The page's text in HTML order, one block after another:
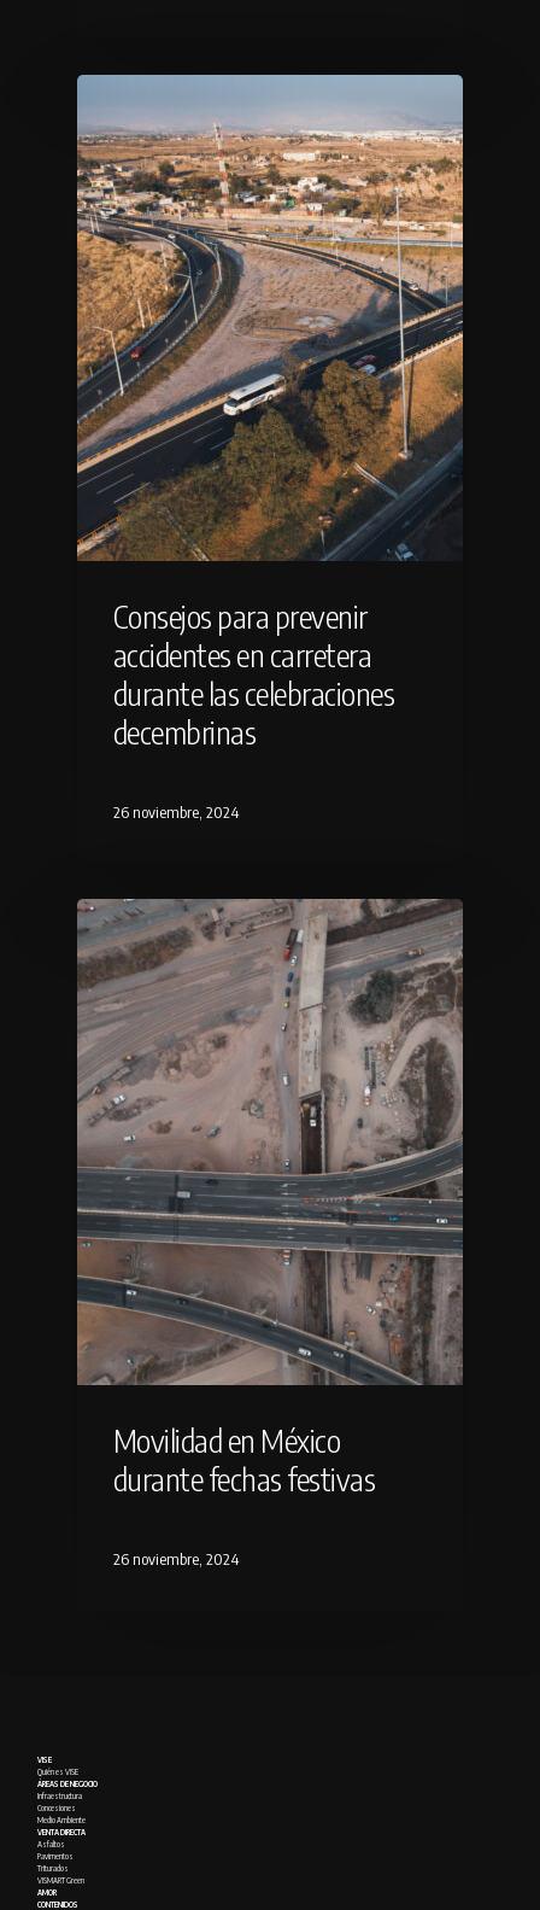
Consejos para prevenir
accidentes en carretera
durante las celebraciones
decembrinas
26 noviembre, 2024
Movilidad en México
durante fechas festivas
26 noviembre, 2024
VISE
Quién es VISE
ÁREAS DE NEGOCIO
Infraestructura
Concesiones
Medio Ambiente
VENTA DIRECTA
Asfaltos
Pavimentos
Triturados
VISMART Green
AMOR
CONTENIDOS